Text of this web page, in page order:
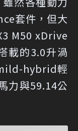
套件，但大
M50 xDrive
載的3.0升渦
hybrid輕
力與59.14公